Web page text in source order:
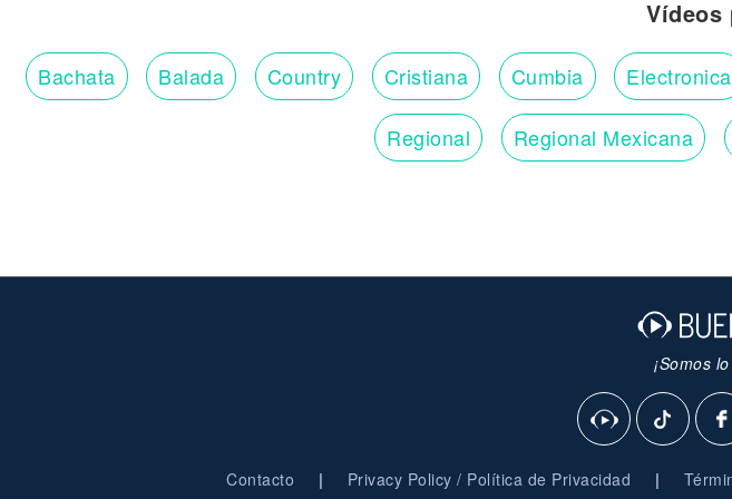
Vídeos
Bachata Balada Country Cristiana Cumbia Electronica
Regional Regional Mexicana
¡Somos
Contacto | Privacy Policy / Política de Privacidad |